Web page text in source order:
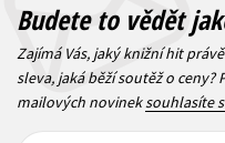
Budete to vědět
Zajímá Vás, jaký knižní hit
sleva, jaká běží soutěž o
mailových novineksouhlasíte